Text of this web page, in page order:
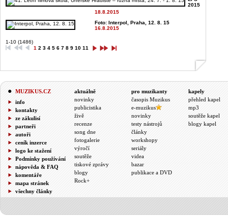
2015
18.8.2015
Foto: Interpol, Praha, 12. 8. 15
16.8.2015
1-10 (1486)
1 2 3 4 5 6 7 8 9 10 11
MUZIKUS.CZ
info
kontakty
ze zákulisí
partneři
autoři
ceník inzerce
logo ke stažení
Podmínky používání
nápověda & FAQ
komentáře
mapa stránek
všechny články
aktuálně
novinky
publicistika
živě
recenze
song dne
fotogalerie
výročí
soutěže
tiskové zprávy
blogy
Rock+
pro muzikanty
časopis Muzikus
e-muzikus
novinky
testy nástrojů
články
workshopy
seriály
videa
bazar
publikace a DVD
kapely
přehled kapel
mp3
soutěže kapel
blogy kapel